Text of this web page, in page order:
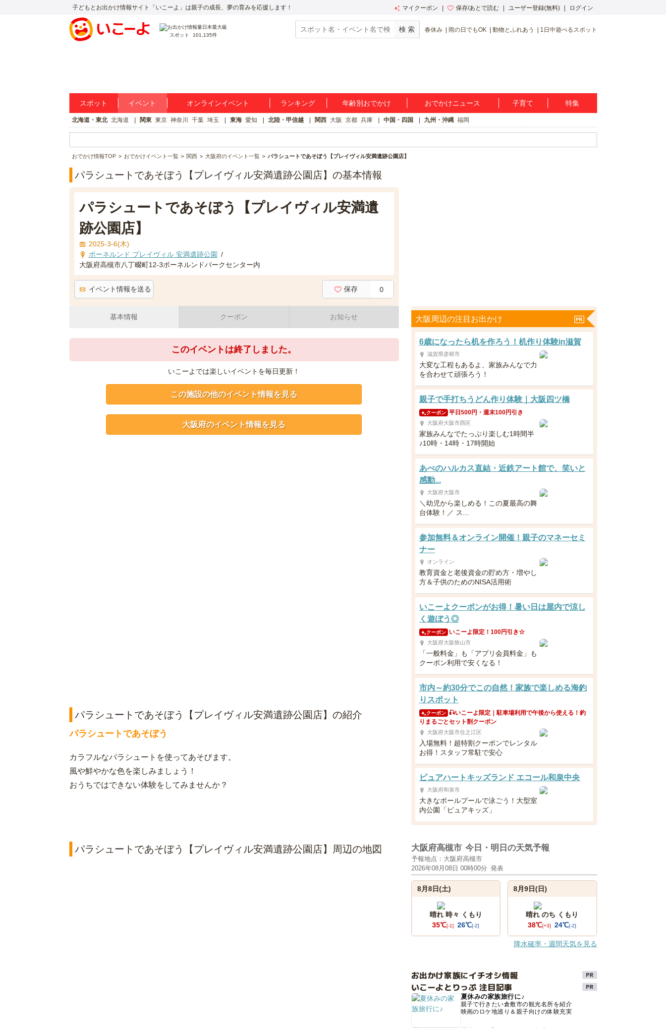
子どもとお出かけ情報サイト「いこーよ」は親子の成長、夢の育みを応援します！ マイクーポン 保存/あとで読む ユーザー登録(無料) ログイン
スポット 101,135件
春休み 雨の日でもOK 動物とふれあう 1日中遊べるスポット
スポット イベント オンラインイベント ランキング 年齢別おでかけ おでかけニュース 子育て 特集
北海道・東北 北海道 関東 東京 神奈川 千葉 埼玉 東海 愛知 北陸・甲信越 関西 大阪 京都 兵庫 中国・四国 九州・沖縄 福岡
おでかけ情報TOP おでかけイベント一覧 関西 大阪府のイベント一覧 パラシュートであそぼう【プレイヴィル安満遺跡公園店】
パラシュートであそぼう【プレイヴィル安満遺跡公園店】の基本情報
パラシュートであそぼう【プレイヴィル安満遺
跡公園店】
2025-3-6(木)
ボーネルンド プレイヴィル 安満遺跡公園 /
大阪府高槻市八丁畷町12-3ボーネルンドパークセンター内
イベント情報を送る 保存 0
基本情報 クーポン お知らせ
このイベントは終了しました。
いこーよでは楽しいイベントを毎日更新！
この施設の他のイベント情報を見る
大阪府のイベント情報を見る
パラシュートであそぼう【プレイヴィル安満遺跡公園店】の紹介
パラシュートであそぼう
カラフルなパラシュートを使ってあそびます。
風や鮮やかな色を楽しみましょう！
おうちではできない体験をしてみませんか？
パラシュートであそぼう【プレイヴィル安満遺跡公園店】周辺の地図
大阪周辺の注目お出かけ
6歳になったら机を作ろう！机作り体験in滋賀
滋賀県彦根市
大変な工程もあるよ、家族みんなで力
を合わせて頑張ろう！
親子で手打ちうどん作り体験｜大阪四ツ橋
クーポン 平日500円・週末100円引き
大阪府大阪市西区
家族みんなでたっぷり楽しむ1時間半
♪10時・14時・17時開始
あべのハルカス直結・近鉄アート館で、笑いと
感動...
大阪府大阪市
＼幼児から楽しめる！この夏最高の舞
台体験！／ ス...
参加無料＆オンライン開催！親子のマネーセミ
ナー
オンライン
教育資金と老後資金の貯め方・増やし
方＆子供のためのNISA活用術
いこーよクーポンがお得！暑い日は屋内で涼し
く遊ぼう◎
クーポン いこーよ限定！100円引き☆
大阪府大阪狭山市
「一般料金」も「アプリ会員料金」も
クーポン利用で安くなる！
市内～約30分でこの自然！家族で楽しめる海釣
りスポット
クーポン 🎣いこーよ限定｜駐車場利用で午後から使える！釣
りまるごとセット割クーポン
大阪府大阪市住之江区
入場無料！超特割クーポンでレンタル
お得！スタッフ常駐で安心
ピュアハートキッズランド エコール和泉中央
大阪府和泉市
大きなボールプールで泳ごう！大型室
内公園「ピュアキッズ」
大阪府高槻市 今日・明日の天気予報
予報地点：大阪府高槻市
2026年08月08日 00時00分 発表
8月8日(土)
晴れ 時々 くもり
35℃[-1] 26℃[-2]
8月9日(日)
晴れ のち くもり
38℃[+3] 24℃[-2]
降水確率・週間天気を見る
お出かけ家族にイチオシ情報
いこーよとりっぷ 注目記事
夏休みの家族旅行に♪
親子で行きたい倉敷市の観光名所を紹介
映画のロケ地巡り＆親子向けの体験充実